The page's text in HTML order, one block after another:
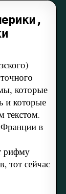
которые
и которые
текстом.
Франции в
рифму
тот сейчас